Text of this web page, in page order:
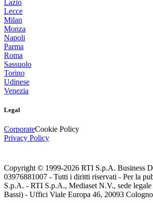
Lazio
Lecce
Milan
Monza
Napoli
Parma
Roma
Sassuolo
Torino
Udinese
Venezia
Legal
CorporateCookie Policy
Privacy Policy
Copyright © 1999-2026 RTI S.p.A. Business
03976881007 - Tutti i diritti riservati - Per la
S.p.A. - RTI S.p.A., Mediaset N.V., sede legale
Bassi) - Uffici Viale Europa 46, 20093